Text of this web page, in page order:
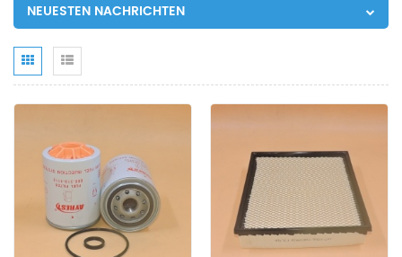
NEUESTEN NACHRICHTEN